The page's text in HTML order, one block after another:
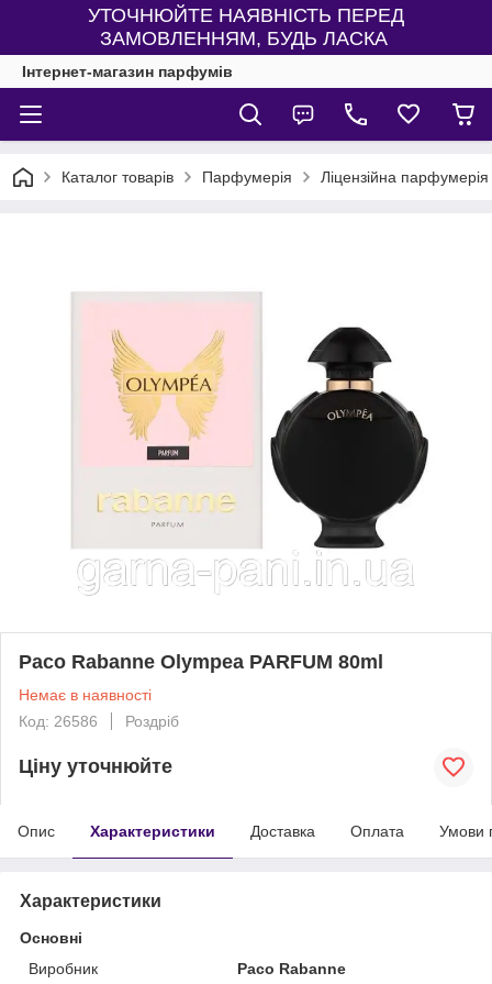
УТОЧНЮЙТЕ НАЯВНІСТЬ ПЕРЕД
ЗАМОВЛЕННЯМ, БУДЬ ЛАСКА
Інтернет-магазин парфумів
Каталог товарів Парфумерія Ліцензійна парфумерія
Paco Rabanne Olympea PARFUM 80ml
Немає в наявності
Код: 26586
Роздріб
Ціну уточнюйте
Опис Характеристики Доставка Оплата Умови
Характеристики
Основні
Виробник
Paco Rabanne